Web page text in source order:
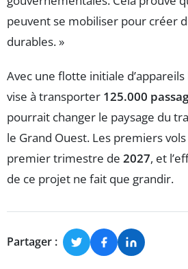
peuvent se mobiliser pour créer
durables. »
Avec une flotte initiale
vise à transporter 125.000
pourrait changer le paysage du
le Grand Ouest. Les premiers
premier trimestre de 2027, et
de ce projet ne fait que grandir.
Partager :